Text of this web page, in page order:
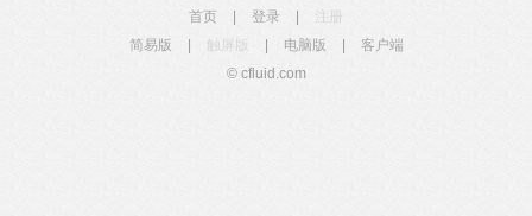
首页 登录
简易版
触屏版 电脑版
客户端
© cfluid.com